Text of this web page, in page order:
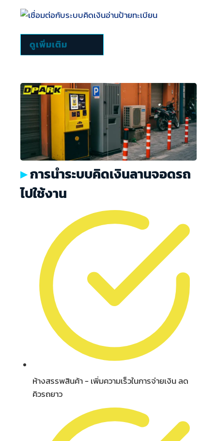
ดูเพิ่มเติม
การนำระบบคิดเงินลานจอดรถ
ไปใช้งาน
ห้างสรรพสินค้า - เพิ่มความเร็วในการจ่ายเงิน ลด
คิวรถยาว